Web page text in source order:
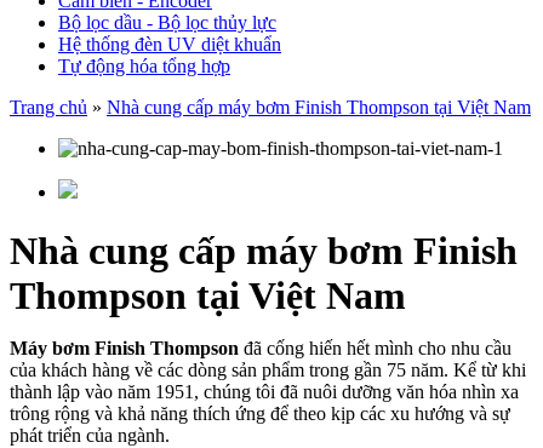
Bộ lọc dầu - Bộ lọc thủy lực
Hệ thống đèn UV diệt khuẩn
Tự động hóa tổng hợp
Trang chủ » Nhà cung cấp máy bơm Finish Thompson tại Việt Nam
Nhà cung cấp máy bơm Finish
Thompson tại Việt Nam
Máy bơm Finish Thompson đã cống hiến hết mình cho nhu cầu
của khách hàng về các dòng sản phẩm trong gần 75 năm. Kể từ khi
thành lập vào năm 1951, chúng tôi đã nuôi dưỡng văn hóa nhìn xa
trông rộng và khả năng thích ứng để theo kịp các xu hướng và sự
phát triển của ngành.